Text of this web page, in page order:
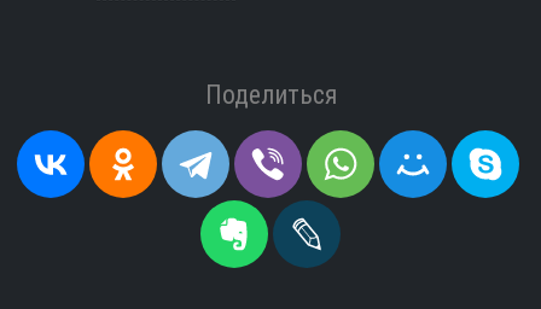
Поделиться